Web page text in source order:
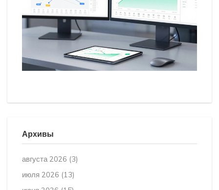
Архивы
августа 2026 (3)
июля 2026 (13)